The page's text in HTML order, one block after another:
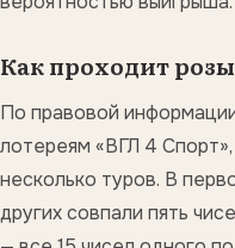
Как проходит
По правовой
лотереям «ВГЛ 4
несколько туров. В
других совпали пять